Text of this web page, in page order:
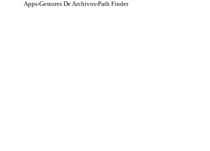
Apps›Gestores De Archivos›Path Finder